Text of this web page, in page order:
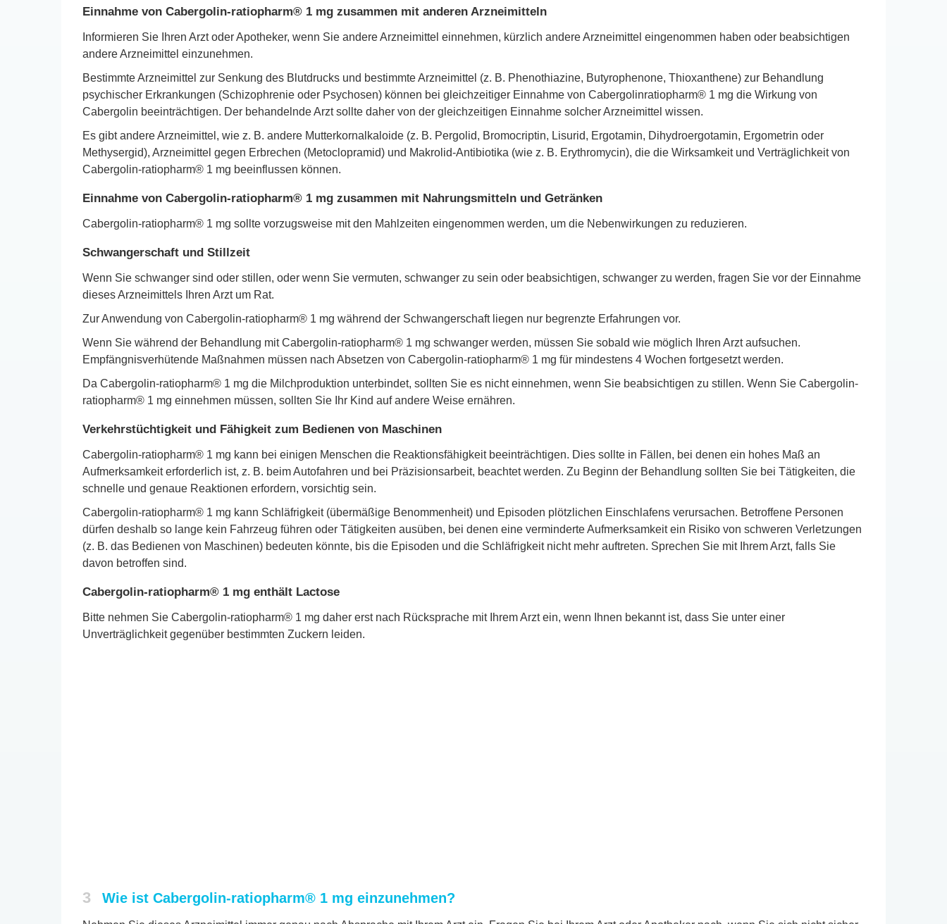
Einnahme von Cabergolin-ratiopharm® 1 mg zusammen mit anderen Arzneimitteln
Informieren Sie Ihren Arzt oder Apotheker, wenn Sie andere Arzneimittel einnehmen, kürzlich andere Arzneimittel eingenommen haben oder beabsichtigen
andere Arzneimittel einzunehmen.
Bestimmte Arzneimittel zur Senkung des Blutdrucks und bestimmte Arzneimittel (z. B. Phenothiazine, Butyrophenone, Thioxanthene) zur Behandlung
psychischer Erkrankungen (Schizophrenie oder Psychosen) können bei gleichzeitiger Einnahme von Cabergolinratiopharm® 1 mg die Wirkung von
Cabergolin beeinträchtigen. Der behandelnde Arzt sollte daher von der gleichzeitigen Einnahme solcher Arzneimittel wissen.
Es gibt andere Arzneimittel, wie z. B. andere Mutterkornalkaloide (z. B. Pergolid, Bromocriptin, Lisurid, Ergotamin, Dihydroergotamin, Ergometrin oder
Methysergid), Arzneimittel gegen Erbrechen (Metoclopramid) und Makrolid-Antibiotika (wie z. B. Erythromycin), die die Wirksamkeit und Verträglichkeit von
Cabergolin-ratiopharm® 1 mg beeinflussen können.
Einnahme von Cabergolin-ratiopharm® 1 mg zusammen mit Nahrungsmitteln und Getränken
Cabergolin-ratiopharm® 1 mg sollte vorzugsweise mit den Mahlzeiten eingenommen werden, um die Nebenwirkungen zu reduzieren.
Schwangerschaft und Stillzeit
Wenn Sie schwanger sind oder stillen, oder wenn Sie vermuten, schwanger zu sein oder beabsichtigen, schwanger zu werden, fragen Sie vor der Einnahme
dieses Arzneimittels Ihren Arzt um Rat.
Zur Anwendung von Cabergolin-ratiopharm® 1 mg während der Schwangerschaft liegen nur begrenzte Erfahrungen vor.
Wenn Sie während der Behandlung mit Cabergolin-ratiopharm® 1 mg schwanger werden, müssen Sie sobald wie möglich Ihren Arzt aufsuchen.
Empfängnisverhütende Maßnahmen müssen nach Absetzen von Cabergolin-ratiopharm® 1 mg für mindestens 4 Wochen fortgesetzt werden.
Da Cabergolin-ratiopharm® 1 mg die Milchproduktion unterbindet, sollten Sie es nicht einnehmen, wenn Sie beabsichtigen zu stillen. Wenn Sie Cabergolin-
ratiopharm® 1 mg einnehmen müssen, sollten Sie Ihr Kind auf andere Weise ernähren.
Verkehrstüchtigkeit und Fähigkeit zum Bedienen von Maschinen
Cabergolin-ratiopharm® 1 mg kann bei einigen Menschen die Reaktionsfähigkeit beeinträchtigen. Dies sollte in Fällen, bei denen ein hohes Maß an
Aufmerksamkeit erforderlich ist, z. B. beim Autofahren und bei Präzisionsarbeit, beachtet werden. Zu Beginn der Behandlung sollten Sie bei Tätigkeiten, die
schnelle und genaue Reaktionen erfordern, vorsichtig sein.
Cabergolin-ratiopharm® 1 mg kann Schläfrigkeit (übermäßige Benommenheit) und Episoden plötzlichen Einschlafens verursachen. Betroffene Personen
dürfen deshalb so lange kein Fahrzeug führen oder Tätigkeiten ausüben, bei denen eine verminderte Aufmerksamkeit ein Risiko von schweren Verletzungen
(z. B. das Bedienen von Maschinen) bedeuten könnte, bis die Episoden und die Schläfrigkeit nicht mehr auftreten. Sprechen Sie mit Ihrem Arzt, falls Sie
davon betroffen sind.
Cabergolin-ratiopharm® 1 mg enthält Lactose
Bitte nehmen Sie Cabergolin-ratiopharm® 1 mg daher erst nach Rücksprache mit Ihrem Arzt ein, wenn Ihnen bekannt ist, dass Sie unter einer
Unverträglichkeit gegenüber bestimmten Zuckern leiden.
3 Wie ist Cabergolin-ratiopharm® 1 mg einzunehmen?